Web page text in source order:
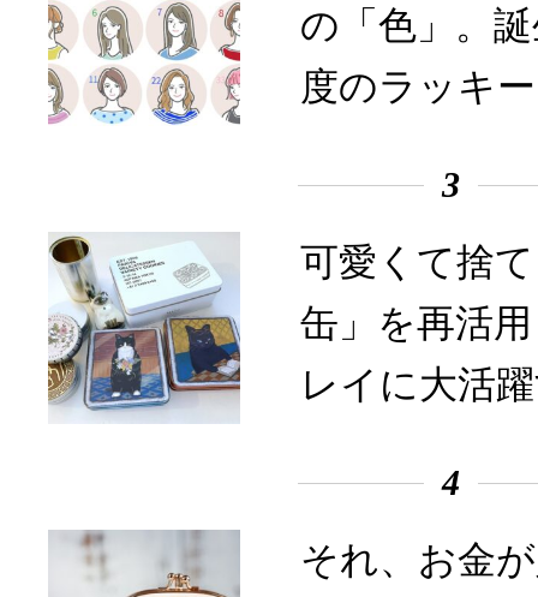
の「色」。
度のラッキ
3
可愛くて捨
缶」を再活
レイに大活
4
それ、お金